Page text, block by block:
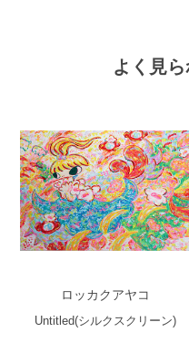
よく見
ロッカクアヤコ
Untitled(シルクスクリーン)